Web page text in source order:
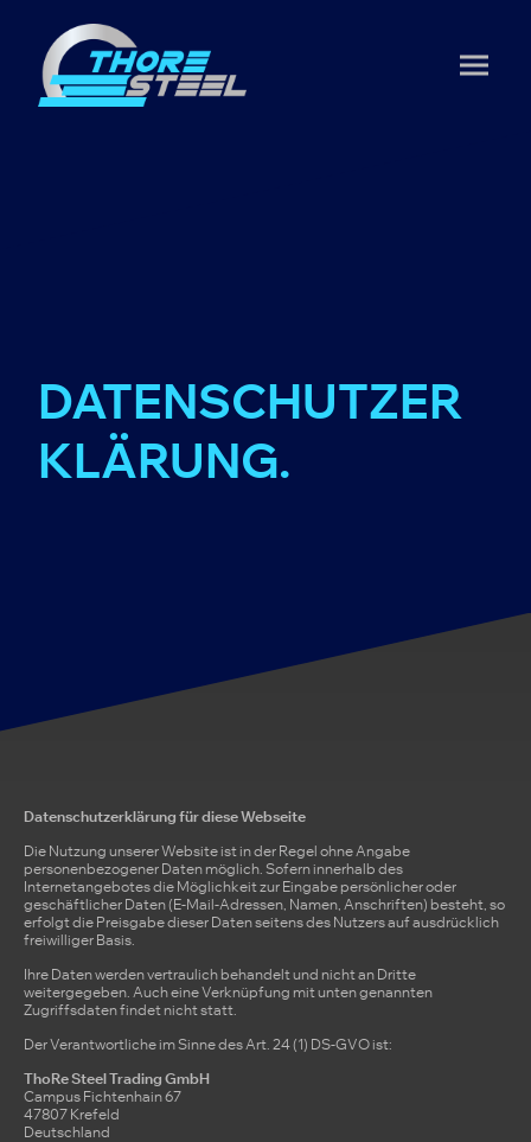
DATENSCHUTZER
KLÄRUNG.
Datenschutzerklärung für diese Webseite
Die Nutzung unserer Website ist in der Regel ohne Angabe
personenbezogener Daten möglich. Sofern innerhalb des
Internetangebotes die Möglichkeit zur Eingabe persönlicher oder
geschäftlicher Daten (E-Mail-Adressen, Namen, Anschriften) besteht, so
erfolgt die Preisgabe dieser Daten seitens des Nutzers auf ausdrücklich
freiwilliger Basis.
Ihre Daten werden vertraulich behandelt und nicht an Dritte
weitergegeben. Auch eine Verknüpfung mit unten genannten
Zugriffsdaten findet nicht statt.
Der Verantwortliche im Sinne des Art. 24 (1) DS-GVO ist:
ThoRe Steel Trading GmbH
Campus Fichtenhain 67
47807 Krefeld
Deutschland